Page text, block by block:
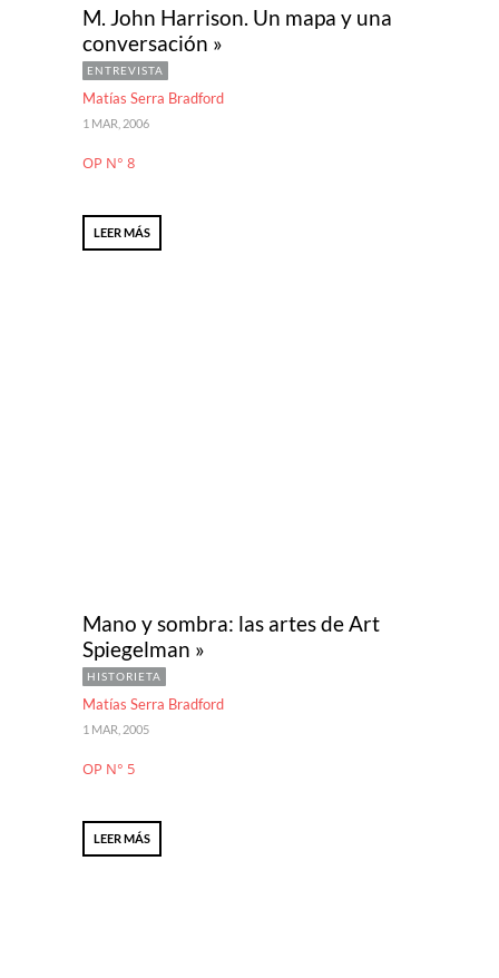
M. John Harrison. Un mapa y una
conversación »
ENTREVISTA
Matías Serra Bradford
1 MAR, 2006
OP N° 8
LEER MÁS
Mano y sombra: las artes de Art
Spiegelman »
HISTORIETA
Matías Serra Bradford
1 MAR, 2005
OP N° 5
LEER MÁS